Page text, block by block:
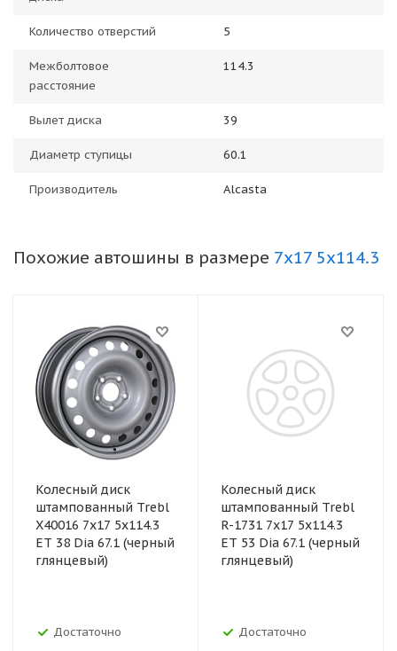
Количество отверстий 5
Межболтовое
расстояние
114.3
Вылет диска 39
Диаметр ступицы 60.1
Производитель Alcasta
Похожие автошины в размере 7x17 5x114.3
Колесный диск
штампованный Trebl
X40016 7x17 5x114.3
ET 38 Dia 67.1 (черный
глянцевый)
Достаточно
Колесный диск
штампованный Trebl
R-1731 7x17 5x114.3
ET 53 Dia 67.1 (черный
глянцевый)
Достаточно